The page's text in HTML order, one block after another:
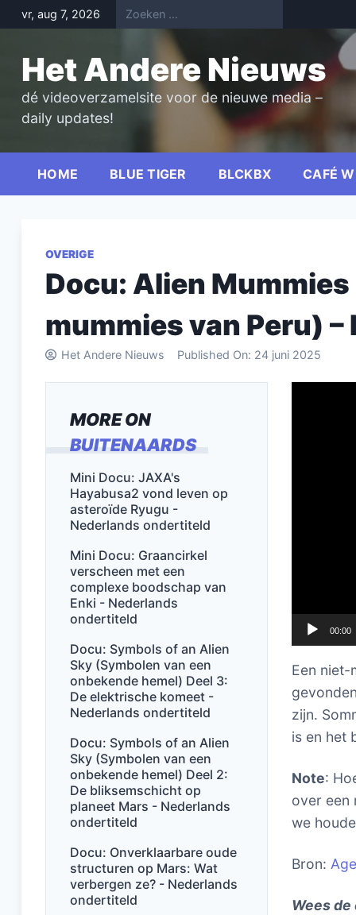
Skip
to
vr, aug 7, 2026
Het Andere Nieuws
dé videoverzamelsite voor de nieuwe media –
daily updates!
HOME BLUE TIGER BLCKBX CAFÉ
OVERIGE
Docu: Alien
mummies van Peru)
Het Andere Nieuws Published On: 24 juni 2025
MORE ON
BUITENAARDS
Mini Docu: JAXA's
Hayabusa2 vond leven op
asteroïde Ryugu -
Nederlands ondertiteld
Mini Docu: Graancirkel
verscheen met een
complexe boodschap van
Enki - Nederlands
ondertiteld
Docu: Symbols of an Alien
Sky (Symbolen van een
onbekende hemel) Deel 3:
De elektrische komeet -
Nederlands ondertiteld
Docu: Symbols of an Alien
Sky (Symbolen van een
onbekende hemel) Deel 2:
De bliksemschicht op
planeet Mars - Nederlands
ondertiteld
Docu: Onverklaarbare oude
structuren op Mars: Wat
verbergen ze? - Nederlands
ondertiteld
00:00
Een niet-
zijn.
is en het
Note:
over een
we
Bron:
Wees